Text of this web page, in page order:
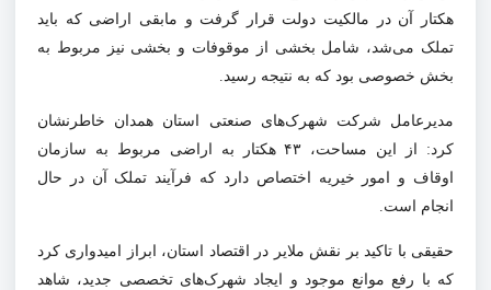
هکتار آن در مالکیت دولت قرار گرفت و مابقی اراضی که باید
تملک می‌شد، شامل بخشی از موقوفات و بخشی نیز مربوط به
بخش خصوصی بود که به نتیجه رسید.
مدیرعامل شرکت شهرک‌های صنعتی استان همدان خاطرنشان
کرد: از این مساحت، ۴۳ هکتار به اراضی مربوط به سازمان
اوقاف و امور خیریه اختصاص دارد که فرآیند تملک آن در حال
انجام است.
حقیقی با تاکید بر نقش ملایر در اقتصاد استان، ابراز امیدواری کرد
که با رفع موانع موجود و ایجاد شهرک‌های تخصصی جدید، شاهد